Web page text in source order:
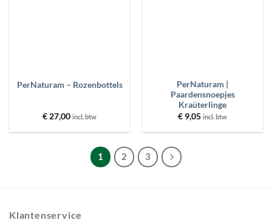
PerNaturam – Rozenbottels
€ 27,00 incl. btw
PerNaturam |
Paardensnoepjes
Kraüterlinge
€ 9,05 incl. btw
1 2 3
Klantenservice